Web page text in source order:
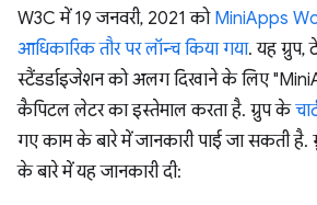
W3C में 19 जनवरी, 2021 को MiniApps
आधिकारिक तौर पर लॉन्च किया गया. यह ग्रुप,
स्टैंडर्डाइजेशन को अलग दिखाने के लिए
कैपिटल लेटर का इस्तेमाल करता है. ग्रुप के
गए काम के बारे में जानकारी पाई जा सकती
के बारे में यह जानकारी दी: